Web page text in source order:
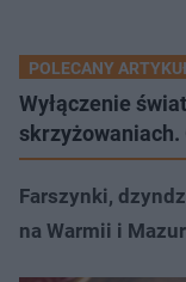
POLECANY
Wyłączenie
skrzyżowaniach.
Farszynki,
na Warmii i